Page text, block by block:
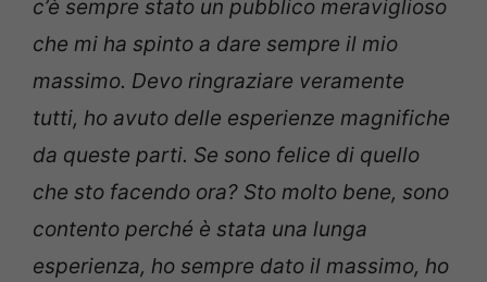
c’è sempre stato un pubblico meraviglioso
che mi ha spinto a dare sempre il mio
massimo. Devo ringraziare veramente
tutti, ho avuto delle esperienze magnifiche
da queste parti. Se sono felice di quello
che sto facendo ora? Sto molto bene, sono
contento perché è stata una lunga
esperienza, ho sempre dato il massimo, ho